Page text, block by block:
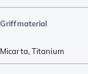
Griffmaterial
Micarta, Titanium